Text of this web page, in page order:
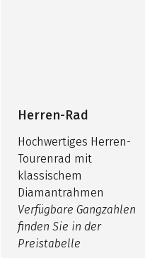
Herren-Rad
Hochwertiges Herren-
Tourenrad mit
klassischem
Diamantrahmen
Verfügbare Gangzahlen
finden Sie in der
Preistabelle